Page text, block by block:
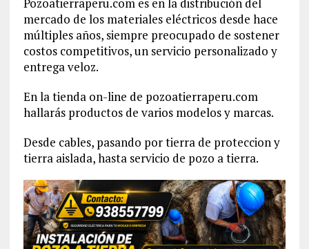
mercado de los materiales eléctricos desde hace
múltiples años, siempre preocupado de sostener
costos competitivos, un servicio personalizado y
entrega veloz.
En la tienda on-line de pozoatierraperu.com
hallarás productos de varios modelos y marcas.
Desde cables, pasando por tierra de proteccion y
tierra aislada, hasta servicio de pozo a tierra.